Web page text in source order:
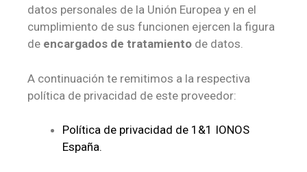
datos personales de la Unión Europea y en el
cumplimiento de sus funcionen ejercen la figura
de encargados de tratamiento de datos.
A continuación te remitimos a la respectiva
política de privacidad de este proveedor:
Política de privacidad de 1&1 IONOS
España.